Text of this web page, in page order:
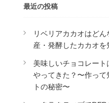
最近の投稿
リベリアカカオはど
産・発酵したカカオ
美味しいチョコレー
やってきた？〜作っ
トの秘密〜